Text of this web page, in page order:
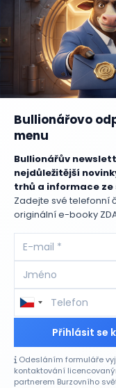
Bullionářovo
menu
Bullionářův
nejdůležitější
trhů a informace
Zadejte své telefonní
originální e-booky
Přihlásit se
Odesláním formuláře
kontaktování
partnerem Burzovního